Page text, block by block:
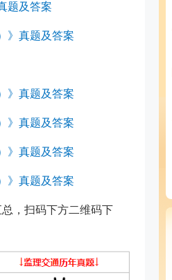
题及答案
》真题及答案
》真题及答案
》真题及答案
》真题及答案
》真题及答案
，扫码下方二维码下